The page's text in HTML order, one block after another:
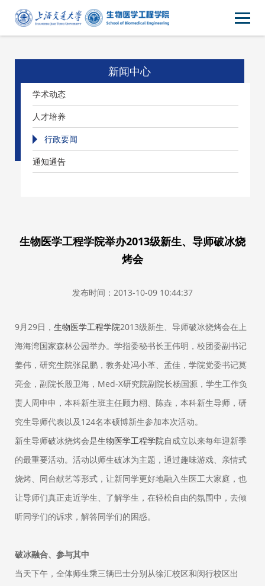
新闻中心
学术动态
人才培养
行政要闻
通知通告
生物医学工程学院举办2013级新生、导师破冰烧
烤会
发布时间：2013-10-09 10:44:37
9月29日， 生物医学工程学院2013级新生、导师破冰烧烤会在上
海海湾国家森林公园举办。学指委秘书长王伟明，校团委副书记
姜伟，研究生院张昆鹏，教务处冯小革、孟佳，学院党委书记莫
亮金，副院长殷卫海，Med-X研究院副院长杨国源，学生工作负
责人周申申，本科新生班主任顾力栩、陈垚，本科新生导师，研
究生导师代表以及124名本硕博新生参加本次活动。
新生导师破冰烧烤会是生物医学工程学院自成立以来每年迎新季
的最重要活动。活动以师生破冰为主题，通过趣味游戏、亲情式
烧烤、同台献艺等形式，让新同学更好地融入生医工大家庭，也
让导师们真正走近学生、了解学生，在轻松自由的氛围中，去倾
听同学们的诉求，解答同学们的困惑。
破冰融合、参与其中
当天下午，全体师生乘三辆巴士分别从徐汇校区和闵行校区出